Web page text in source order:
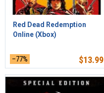
Red Dead Redemption
Online (Xbox)
–77% $13.99